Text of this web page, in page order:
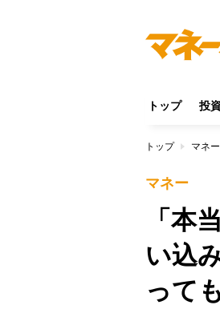
トップ 投
トップ マネー
マネー
「本
い込
って